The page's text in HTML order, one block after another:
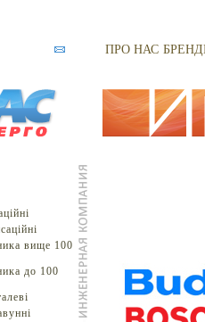
ПРО НАС
вище 100
до 100